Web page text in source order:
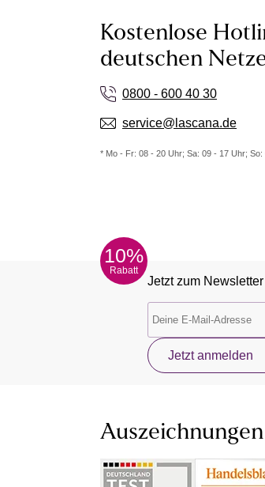
Kostenlose
deutschen
0800 - 600 40 30
service@lascana.de
* Mo - Fr: 08 - 20 Uhr; Sa: 09 - 17 Uhr; So:
10%
Rabatt
Jetzt zum
Jetzt anmelden
Auszeichnungen